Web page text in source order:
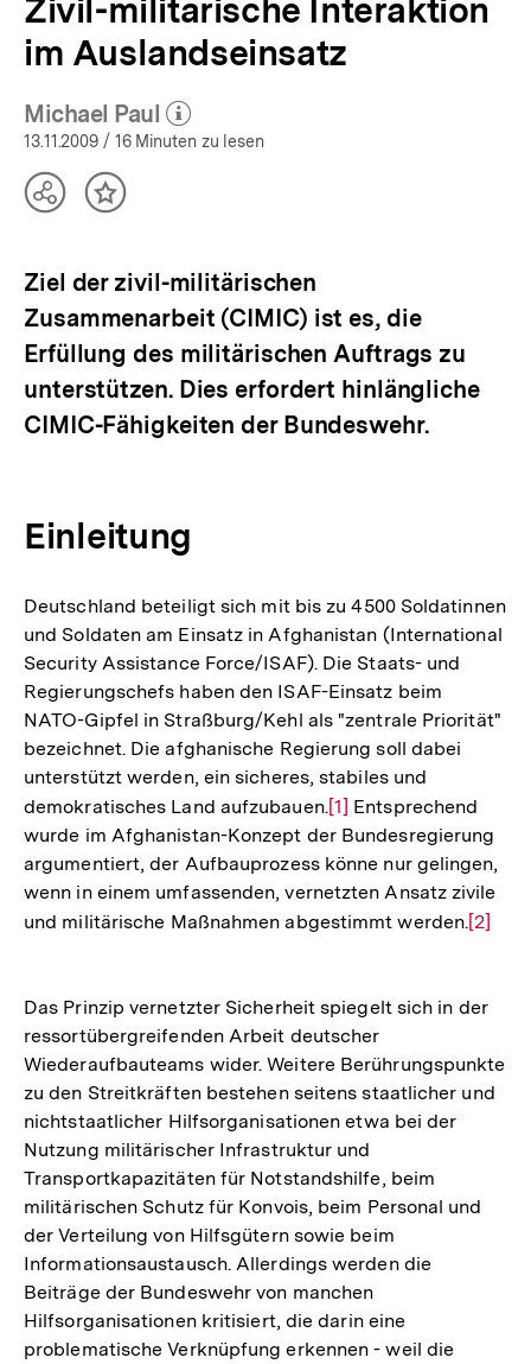
Zivil-militärische Interaktion
im Auslandseinsatz
Michael Paul
(Mehr zum Autor)
öffnen
13.11.2009 / 16 Minuten zu lesen
TeilenInhalt
Ziel der zivil-militärischen
Zusammenarbeit (CIMIC) ist es, die
Erfüllung des militärischen Auftrags zu
unterstützen. Dies erfordert hinlängliche
CIMIC-Fähigkeiten der Bundeswehr.
Einleitung
Deutschland beteiligt sich mit bis zu 4500 Soldatinnen
und Soldaten am Einsatz in Afghanistan (International
Security Assistance Force/ISAF). Die Staats- und
Regierungschefs haben den ISAF-Einsatz beim
NATO-Gipfel in Straßburg/Kehl als "zentrale Priorität"
bezeichnet. Die afghanische Regierung soll dabei
unterstützt werden, ein sicheres, stabiles und
demokratisches Land aufzubauen.Zur
Auflösung
der
Fußnote
[1] Entsprechend
wurde im Afghanistan-Konzept der Bundesregierung
argumentiert, der Aufbauprozess könne nur gelingen,
wenn in einem umfassenden, vernetzten Ansatz zivile
und militärische Maßnahmen abgestimmt werden.Zur
[2]
Das Prinzip vernetzter Sicherheit spiegelt sich in der
ressortübergreifenden Arbeit deutscher
Wiederaufbauteams wider. Weitere Berührungspunkte
zu den Streitkräften bestehen seitens staatlicher und
nichtstaatlicher Hilfsorganisationen etwa bei der
Nutzung militärischer Infrastruktur und
Transportkapazitäten für Notstandshilfe, beim
militärischen Schutz für Konvois, beim Personal und
der Verteilung von Hilfsgütern sowie beim
Informationsaustausch. Allerdings werden die
Beiträge der Bundeswehr von manchen
Hilfsorganisationen kritisiert, die darin eine
problematische Verknüpfung erkennen - weil die